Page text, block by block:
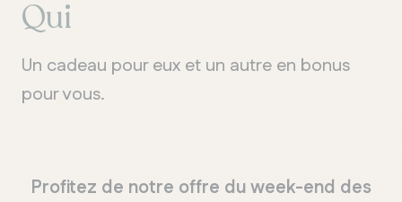
Qui
Un cadeau pour eux et un autre en bonus
pour vous.
Profitez de notre offre du week-end des